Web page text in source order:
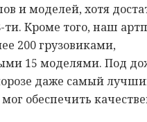
и моделей, хотя
Кроме того, наш
200 грузовиками,
15 моделями. Под
даже самый
обеспечить